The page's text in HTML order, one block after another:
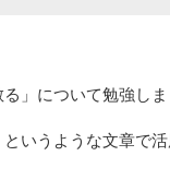
」について勉強しま
というような文章で活